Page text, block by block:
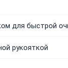
для быстрой
рукояткой